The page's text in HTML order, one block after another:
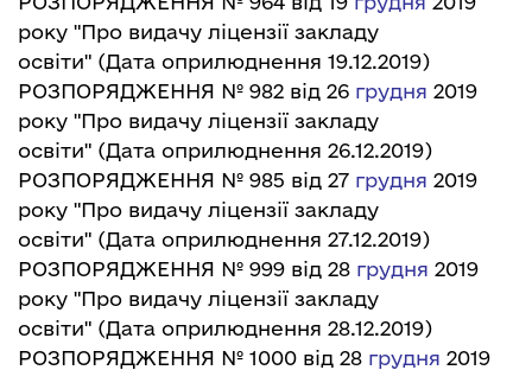
року "Про видачу ліцензії закладу
освіти" (Дата оприлюднення 19.12.2019)
РОЗПОРЯДЖЕННЯ № 982 від 26 грудня 2019
року "Про видачу ліцензії закладу
освіти" (Дата оприлюднення 26.12.2019)
РОЗПОРЯДЖЕННЯ № 985 від 27 грудня 2019
року "Про видачу ліцензії закладу
освіти" (Дата оприлюднення 27.12.2019)
РОЗПОРЯДЖЕННЯ № 999 від 28 грудня 2019
року "Про видачу ліцензії закладу
освіти" (Дата оприлюднення 28.12.2019)
РОЗПОРЯДЖЕННЯ № 1000 від 28 грудня 2019